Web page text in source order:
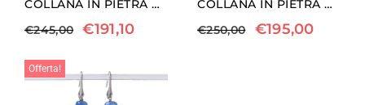
COLLANA IN PIETRA DI LUNA, AMETISTA E DUMORTIERITE
€245,00 €191,10
COLLANA IN PIETRA DI LUNA E DUMORTIERITE, CON CORNO
€250,00 €195,00
Offerta!